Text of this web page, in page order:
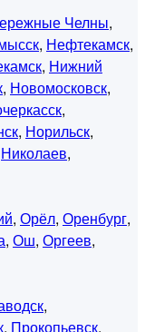
Челны,
, Нефтекамск,
, Нижний
, Новомосковск,
,
, Норильск,
Николаев,
, Орёл, Оренбург,
, Ош, Оргеев,
,
, Прокопьевск,